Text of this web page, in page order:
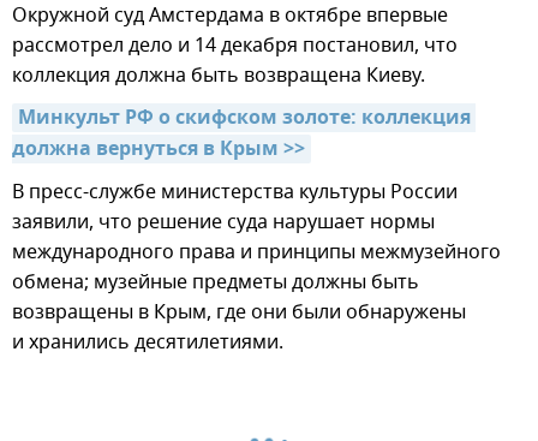
Окружной суд Амстердама в октябре впервые
рассмотрел дело и 14 декабря постановил, что
коллекция должна быть возвращена Киеву.
Минкульт РФ о скифском золоте: коллекция
должна вернуться в Крым >>
В пресс-службе министерства культуры России
заявили, что решение суда нарушает нормы
международного права и принципы межмузейного
обмена; музейные предметы должны быть
возвращены в Крым, где они были обнаружены
и хранились десятилетиями.